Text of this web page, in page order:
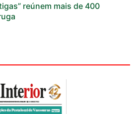
reúnem mais de 400